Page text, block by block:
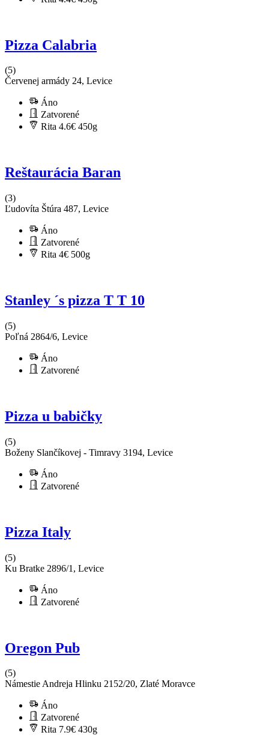
Pizza Calabria
(5)
Červenej armády 24, Levice
Áno
Zatvorené
Rita 4.6€ 450g
Reštaurácia Baran
(3)
Ľudovíta Štúra 487, Levice
Áno
Zatvorené
Rita 4€ 500g
Stanley ´s pizza T T 10
(5)
Poľná 2864/6, Levice
Áno
Zatvorené
Pizza u babičky
(5)
Boženy Slančíkovej - Timravy 3194, Levice
Áno
Zatvorené
Pizza Italy
(5)
Ku Bratke 2896/1, Levice
Áno
Zatvorené
Oregon Pub
(5)
Námestie Andreja Hlinku 2152/20, Zlaté Moravce
Áno
Zatvorené
Rita 7.9€ 430g